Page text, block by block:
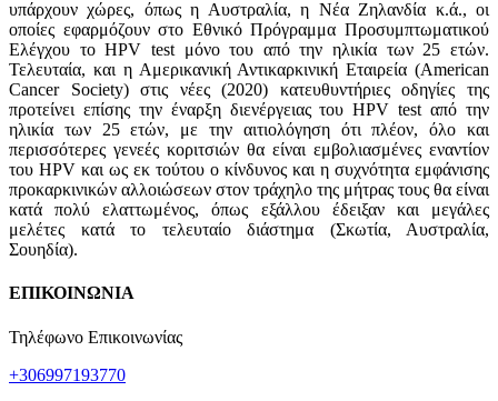
υπάρχουν χώρες, όπως η Αυστραλία, η Νέα Ζηλανδία κ.ά., οι
οποίες εφαρμόζουν στο Εθνικό Πρόγραμμα Προσυμπτωματικού
Ελέγχου το HPV test μόνο του από την ηλικία των 25 ετών.
Τελευταία, και η Αμερικανική Αντικαρκινική Εταιρεία (American
Cancer Society) στις νέες (2020) κατευθυντήριες οδηγίες της
προτείνει επίσης την έναρξη διενέργειας του HPV test από την
ηλικία των 25 ετών, με την αιτιολόγηση ότι πλέον, όλο και
περισσότερες γενεές κοριτσιών θα είναι εμβολιασμένες εναντίον
του HPV και ως εκ τούτου ο κίνδυνος και η συχνότητα εμφάνισης
προκαρκινικών αλλοιώσεων στον τράχηλο της μήτρας τους θα είναι
κατά πολύ ελαττωμένος, όπως εξάλλου έδειξαν και μεγάλες
μελέτες κατά το τελευταίο διάστημα (Σκωτία, Αυστραλία,
Σουηδία).
ΕΠΙΚΟΙΝΩΝΙΑ
Τηλέφωνο Επικοινωνίας
+306997193770